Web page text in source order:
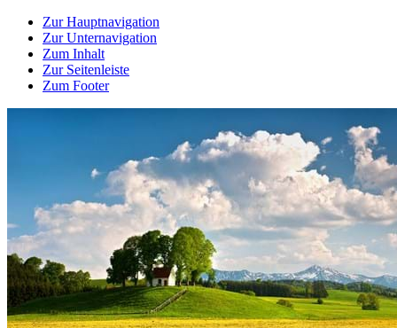
Zur Hauptnavigation
Zur Unternavigation
Zum Inhalt
Zur Seitenleiste
Zum Footer